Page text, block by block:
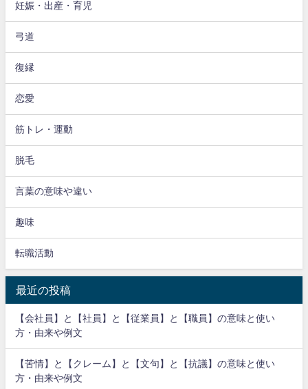
妊娠・出産・育児
弓道
復縁
恋愛
筋トレ・運動
脱毛
言葉の意味や違い
趣味
転職活動
最近の投稿
【会社員】と【社員】と【従業員】と【職員】の意味と使い
方・由来や例文
【苦情】と【クレーム】と【文句】と【抗議】の意味と使い
方・由来や例文